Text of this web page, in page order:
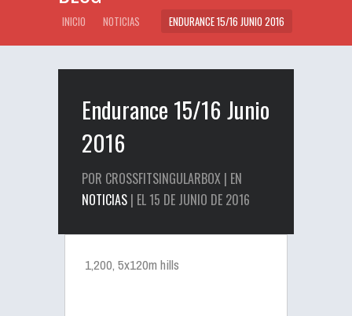
INICIO NOTICIAS ENDURANCE 15/16 JUNIO 2016
Endurance 15/16 Junio
2016
POR CROSSFITSINGULARBOX | EN
NOTICIAS | EL 15 DE JUNIO DE 2016
1,200, 5x120m hills